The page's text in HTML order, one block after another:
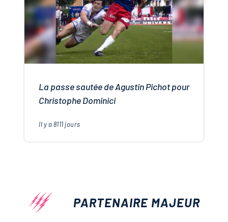
La passe sautée de Agustin Pichot pour
Christophe Dominici
Il y a8111 jours
PARTENAIRE MAJEUR